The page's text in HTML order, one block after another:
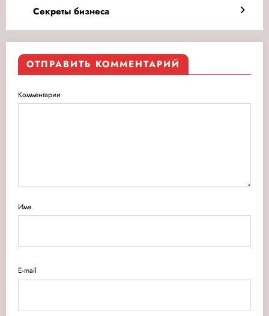
Секреты бизнеса
ОТПРАВИТЬ КОММЕНТАРИЙ
Комментарии
Имя
E-mail